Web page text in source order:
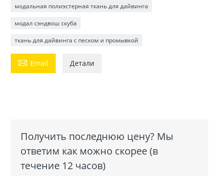
модальная полиэстерная ткань для дайвинга
модал сэндвош скуба
ткань для дайвинга с песком и промывкой
 Email Детали
Получить последнюю цену? Мы
ответим как можно скорее (в
течение 12 часов)